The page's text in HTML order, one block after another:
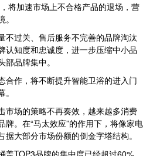
将加速市场上不合格产品的退场，营
不过关、售后服务不完善的品牌淘汰
认知度和忠诚度，进一步压缩中小品
品牌集中。
合作，将不断提升智能卫浴的进入门
市场的策略不再奏效，越来越多消费
牌。在“马太效应”的作用下，将像家电
大部分市场份额的倒金字塔结构。
TOP3品牌的集中度已经超过60%，